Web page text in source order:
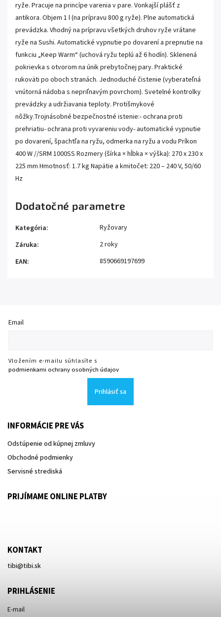
ryže. Pracuje na princípe varenia v pare. Vonkajší plášť z
antikora. Objem 1 l (na prípravu 800 g ryže). Plne automatická
prevádzka. Vhodný na prípravu všetkých druhov ryže vrátane
ryže na Sushi. Automatické vypnutie po dovarení a prepnutie na
funkciu „Keep Warm“ (uchová ryžu teplú až 6 hodín). Sklenená
pokrievka s otvorom na únik prebytočnej pary. Praktické
rukoväti po oboch stranách. Jednoduché čistenie (vyberateľná
vnútorná nádoba s nepriľnavým povrchom). Svetelné kontrolky
prevádzky a udržiavania teploty. Protišmykové
nôžky.Trojnásobné bezpečnostné istenie:- ochrana proti
prehriatiu- ochrana proti vyvareniu vody- automatické vypnutie
po dovarení, špachtľa na ryžu, odmerka na ryžu a vodu Príkon
400 W //SRM 1000SS Rozmery (šírka × hĺbka × výška): 270 x 230 x
225 mm Hmotnosť: 1.7 kg Napätie a kmitočet: 220 – 240 V, 50/60
Hz
Dodatočné parametre
Kategória:
Ryžovary
Záruka:
2 roky
EAN: 8590669197699
Email
Vložením e-mailu súhlasíte s
podmienkami ochrany osobných údajov
Prihlásiť sa
INFORMÁCIE PRE VÁS
Odstúpenie od kúpnej zmluvy
Obchodné podmienky
Servisné strediská
PRIJÍMAME ONLINE PLATBY
KONTAKT
tibi@tibi.sk
PRIHLÁSENIE
E-mail